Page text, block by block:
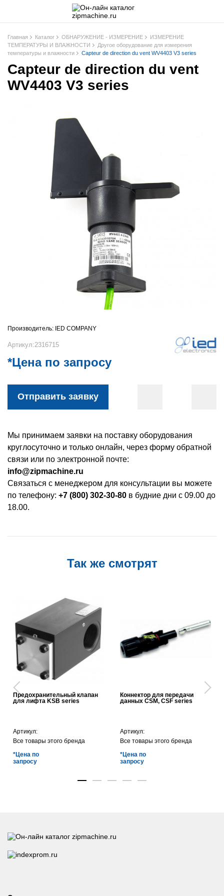
Главная Каталог ОБНАРУЖЕНИЕ - ИЗМЕРЕНИЕ
ИЗМЕРЕНИЕ
ТЕМПЕРАТУРЫ И ВЛАЖНОСТИ
Другое оборудование для измерения
температуры и влажности
Capteur de direction du vent WV4403 V3 series
Capteur de direction du vent
WV4403 V3 series
Производитель: IED COMPANY
Артикул:2316715
*Цена по запросу
Отправить заявку
Мы принимаем заявки на поставку оборудования
круглосуточно и только онлайн, через форму обратной
связи или по электронной почте:
info@zipmachine.ru
Связаться с менеджером для консультации вы можете
по телефону: +7 (800) 302-30-80 в будние дни с 09.00 до
18.00.
Так же смотрят
Предохранительный клапан
для лифта KSB series
Артикул:
Все товары этого бренда
*Цена по
запросу
Коннектор для передачи
данных CSM, CSF series
Артикул:
Все товары этого бренда
*Цена по
запросу